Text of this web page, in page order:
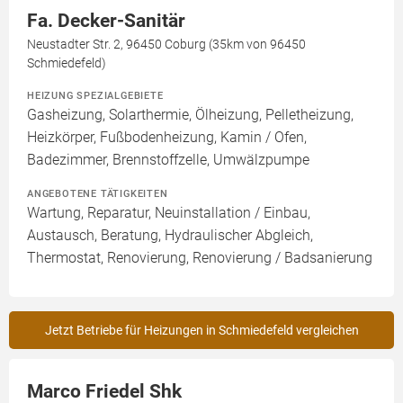
Fa. Decker-Sanitär
Neustadter Str. 2, 96450 Coburg (35km von 96450
Schmiedefeld)
HEIZUNG SPEZIALGEBIETE
Gasheizung, Solarthermie, Ölheizung, Pelletheizung,
Heizkörper, Fußbodenheizung, Kamin / Ofen,
Badezimmer, Brennstoffzelle, Umwälzpumpe
ANGEBOTENE TÄTIGKEITEN
Wartung, Reparatur, Neuinstallation / Einbau,
Austausch, Beratung, Hydraulischer Abgleich,
Thermostat, Renovierung, Renovierung / Badsanierung
Jetzt Betriebe für Heizungen in Schmiedefeld vergleichen
Marco Friedel Shk